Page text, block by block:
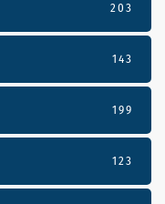
203
143
199
123